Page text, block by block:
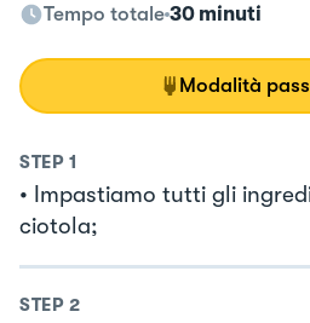
Tempo totale 30 minuti
Modalità
STEP 1
• Impastiamo tutti gli
ciotola;
STEP 2